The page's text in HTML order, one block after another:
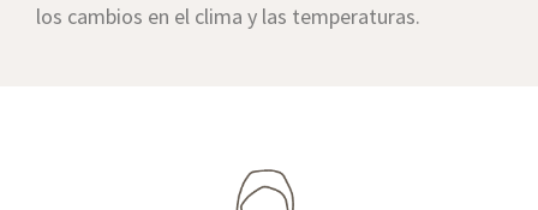
los cambios en el clima y las temperaturas.